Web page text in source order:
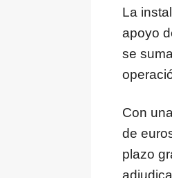
La
apoyo
se
Con
de
plazo